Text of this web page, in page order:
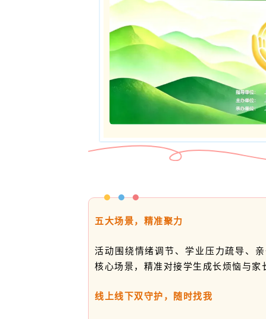
五大场景，精准聚力
活动围绕情绪调节、学业压力疏导、
核心场景，精准对接学生成长烦恼与家
线上线下双守护，随时找我